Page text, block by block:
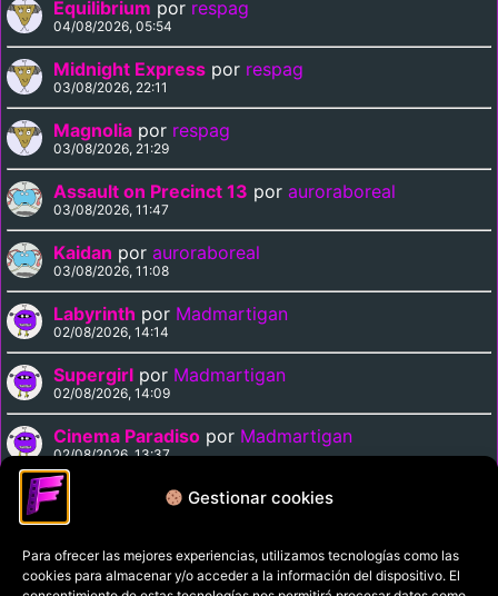
Gestionar cookies
Para ofrecer las mejores experiencias, utilizamos tecnologías como las
cookies para almacenar y/o acceder a la información del dispositivo. El
Equilibrium por respag
04/08/2026, 05:54
Midnight Express por respag
03/08/2026, 22:11
Magnolia por respag
03/08/2026, 21:29
Assault on Precinct 13 por auroraboreal
03/08/2026, 11:47
Kaidan por auroraboreal
03/08/2026, 11:08
Labyrinth por Madmartigan
02/08/2026, 14:14
Supergirl por Madmartigan
02/08/2026, 14:09
Cinema Paradiso por Madmartigan
02/08/2026, 13:37
Solarbabies porauroraboreal
Política de privacidad